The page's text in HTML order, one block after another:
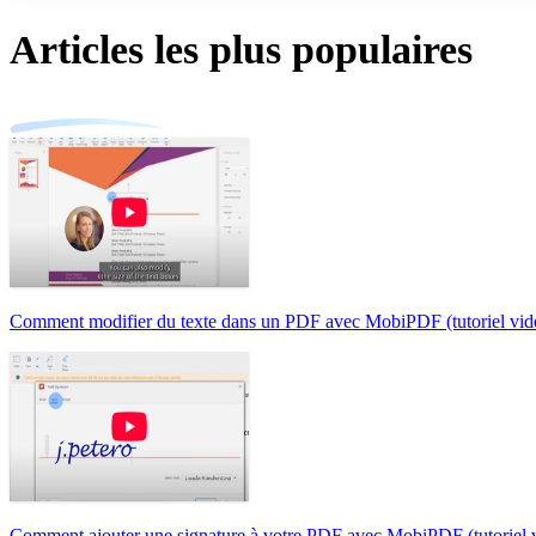
Articles les plus populaires
Comment modifier du texte dans un PDF avec MobiPDF (tutoriel